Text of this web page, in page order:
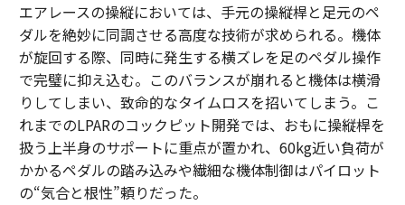
エアレースの操縦においては、手元の操縦桿と足元のペ
ダルを絶妙に同調させる高度な技術が求められる。機体
が旋回する際、同時に発生する横ズレを足のペダル操作
で完璧に抑え込む。このバランスが崩れると機体は横滑
りしてしまい、致命的なタイムロスを招いてしまう。こ
れまでのLPARのコックピット開発では、おもに操縦桿を
扱う上半身のサポートに重点が置かれ、60kg近い負荷が
かかるペダルの踏み込みや繊細な機体制御はパイロット
の“気合と根性”頼りだった。